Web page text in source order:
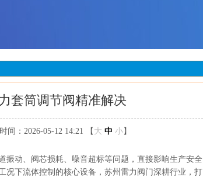
套筒调节阀精准解决
间：2026-05-12 14:21 【 大 中 小】
振动、阀芯损耗、噪音超标等问题，直接影响生产安全
况下流体控制的核心设备，苏州雷力阀门深耕行业，打